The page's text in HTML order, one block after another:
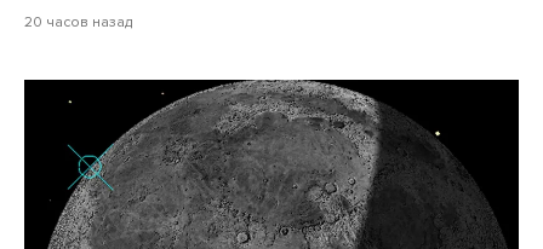
20 часов назад